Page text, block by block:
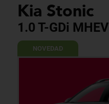
Kia Stonic
1.0 T-GDi MHEV
NOVEDAD